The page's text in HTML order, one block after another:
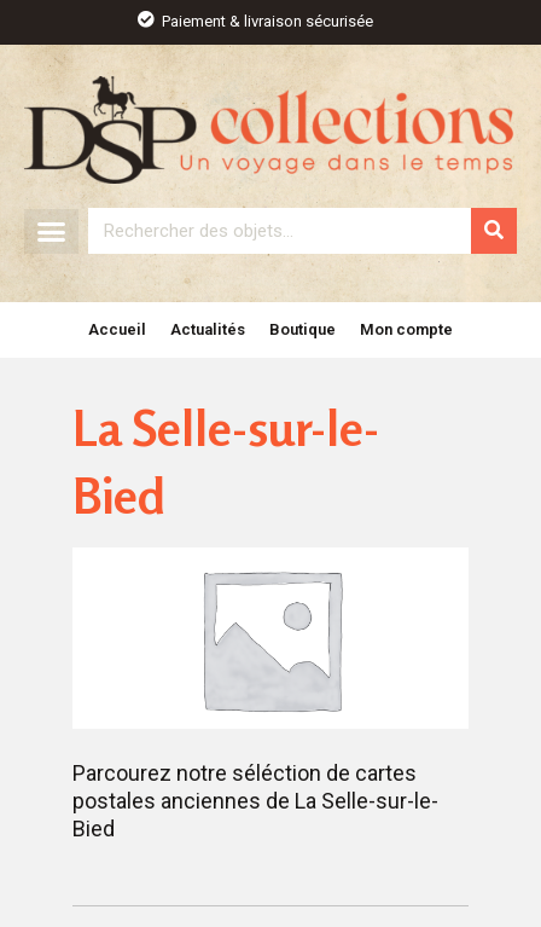
contenu
Paiement & livraison sécurisée
Rechercher
Accueil Actualités Boutique Mon compte
La Selle-sur-le-
Bied
Parcourez notre séléction de cartes
postales anciennes de La Selle-sur-le-
Bied